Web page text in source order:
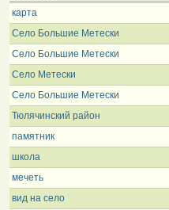
карта
Село Большие Метески
Село Большие Метески
Село Метески
Село Большие Метески
Тюлячинский район
памятник
школа
мечеть
вид на село